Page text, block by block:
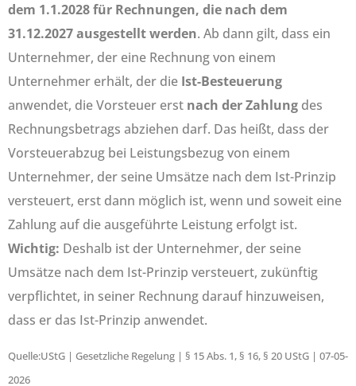
dem 1.1.2028 für Rechnungen, die nach dem
31.12.2027 ausgestellt werden. Ab dann gilt, dass ein
Unternehmer, der eine Rechnung von einem
Unternehmer erhält, der die Ist-Besteuerung
anwendet, die Vorsteuer erst nach der Zahlung des
Rechnungsbetrags abziehen darf. Das heißt, dass der
Vorsteuerabzug bei Leistungsbezug von einem
Unternehmer, der seine Umsätze nach dem Ist-Prinzip
versteuert, erst dann möglich ist, wenn und soweit eine
Zahlung auf die ausgeführte Leistung erfolgt ist.
Wichtig: Deshalb ist der Unternehmer, der seine
Umsätze nach dem Ist-Prinzip versteuert, zukünftig
verpflichtet, in seiner Rechnung darauf hinzuweisen,
dass er das Ist-Prinzip anwendet.
Quelle:UStG | Gesetzliche Regelung | § 15 Abs. 1, § 16, § 20 UStG | 07-05-
2026